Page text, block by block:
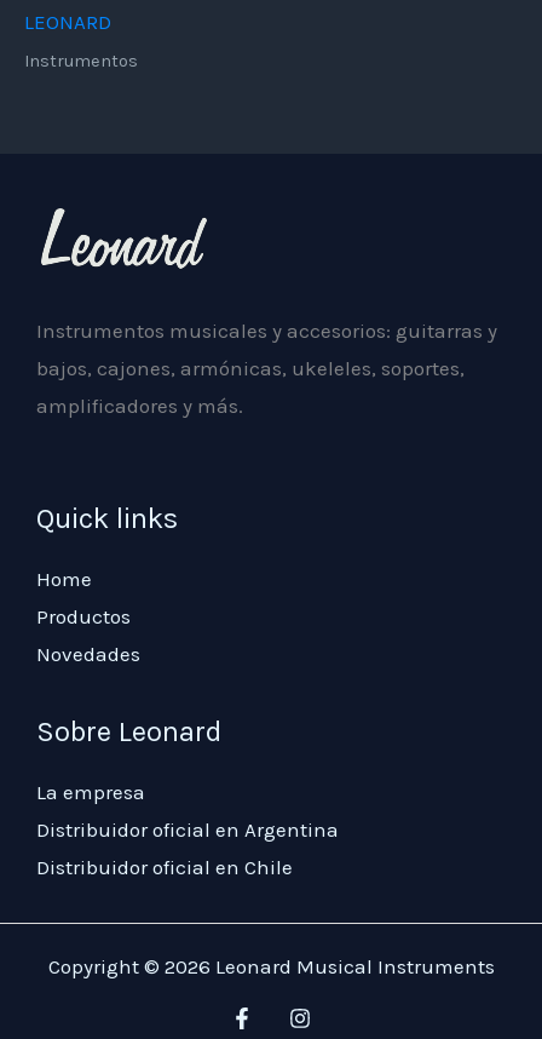
LEONARD
Instrumentos
Instrumentos musicales y accesorios: guitarras y
bajos, cajones, armónicas, ukeleles, soportes,
amplificadores y más.
Quick links
Home
Productos
Novedades
Sobre Leonard
La empresa
Distribuidor oficial en Argentina
Distribuidor oficial en Chile
Copyright © 2026 Leonard Musical Instruments